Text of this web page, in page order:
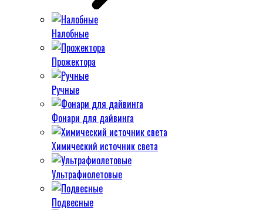
Налобные
Прожектора
Ручные
Фонари для дайвинга
Химический источник света
Ультрафиолетовые
Подвесные